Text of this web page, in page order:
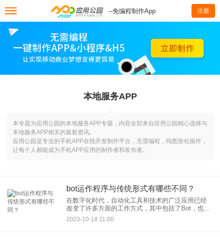
--免编程制作App 注册
本地服务APP
本专题为应用公园的本地服务APP专题，内容全部来自应用公园精心选择与
本地服务APP相关的最新资讯。
应用公园是专业的手机APP在线开发制作平台，无需编程，纯图形化操作，
让每个人都能成为手机APP应用的制作者和发布者。
bot运作程序与传统形式有哪些不同？
在数字化时代，自动化工具和技术的广泛应用已经
改变了许多方面的工作方式，其中包括了Bot，也就
是机器人。Bot是一种程序或系统，能够自动执行特
定任务，与人类用户或其他系统进行互动。与传统
2023-10-18 11:00